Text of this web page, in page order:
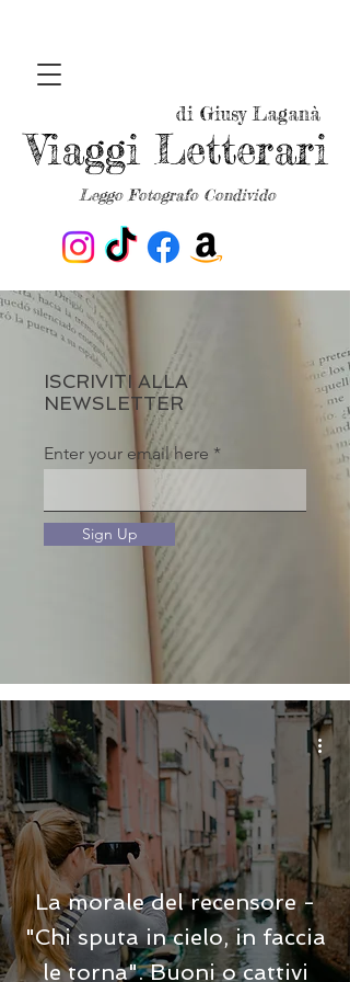
Leggo Fotografo Condivido
Viaggi Letterari
di Giusy Laganà
ISCRIVITI ALLA
NEWSLETTER
Enter your email here
Sign Up
La morale del recensore -
"Chi sputa in cielo, in faccia
le torna". Buoni o cattivi